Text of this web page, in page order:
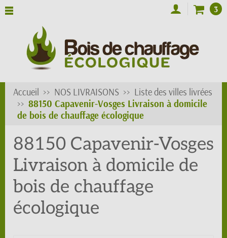
3
Accueil NOS LIVRAISONS
Liste des villes livrées
88150 Capavenir-Vosges Livraison à domicile
de bois de chauffage écologique
88150 Capavenir-Vosges
Livraison à domicile de
bois de chauffage
écologique